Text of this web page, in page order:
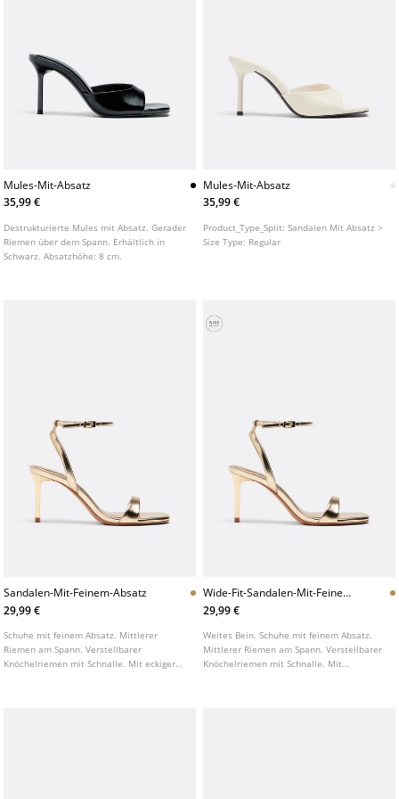
Mules-Mit-Absatz
35,99 €
Destrukturierte Mules mit Absatz. Gerader
Riemen über dem Spann. Erhältlich in
Schwarz. Absatzhöhe: 8 cm.
Mules-Mit-Absatz
35,99 €
Product_Type_Split:Sandalen Mit Absatz >
Size Type: Regular
Sandalen-Mit-Feinem-Absatz
29,99 €
Schuhe mit feinem Absatz. Mittlerer
Riemen am Spann. Verstellbarer
Knöchelriemen mit Schnalle. Mit eckiger
Wide-Fit-Sandalen-Mit-Feinem-
Absatz
29,99 €
Weites Bein. Schuhe mit feinem Absatz.
Mittlerer Riemen am Spann. Verstellbarer
Knöchelriemen mit Schnalle. Mit